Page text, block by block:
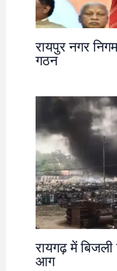
रायपुर नगर
गठन
रायगढ़ में
आग